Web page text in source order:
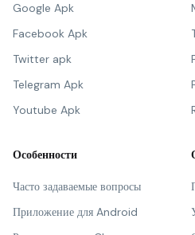
Google Apk
Facebook Apk
Twitter apk
Telegram Apk
Youtube Apk
Особенности
Часто задаваемые вопросы
Приложение для Android